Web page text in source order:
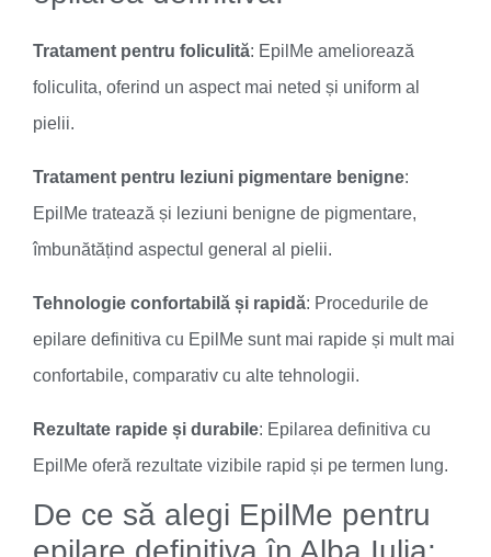
Tratament pentru foliculită: EpilMe ameliorează
foliculita, oferind un aspect mai neted și uniform al
pielii.
Tratament pentru leziuni pigmentare benigne:
EpilMe tratează și leziuni benigne de pigmentare,
îmbunătățind aspectul general al pielii.
Tehnologie confortabilă și rapidă: Procedurile de
epilare definitiva cu EpilMe sunt mai rapide și mult mai
confortabile, comparativ cu alte tehnologii.
Rezultate rapide și durabile: Epilarea definitiva cu
EpilMe oferă rezultate vizibile rapid și pe termen lung.
De ce să alegi EpilMe pentru